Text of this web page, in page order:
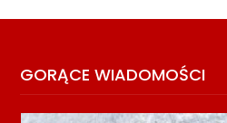
GORĄCE WIADOMOŚCI